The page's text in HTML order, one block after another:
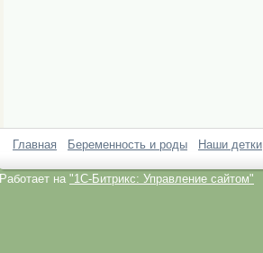
Главная Беременность и роды Наши детки
Работает на "1C-Битрикс: Управление сайтом"